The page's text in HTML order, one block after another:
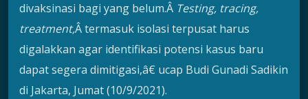
divaksinasi bagi yang belum.Â Testing, tracing,
treatment,Â termasuk isolasi terpusat harus
digalakkan agar identifikasi potensi kasus baru
dapat segera dimitigasi,â€ ucap Budi Gunadi Sadikin
di Jakarta, Jumat (10/9/2021).